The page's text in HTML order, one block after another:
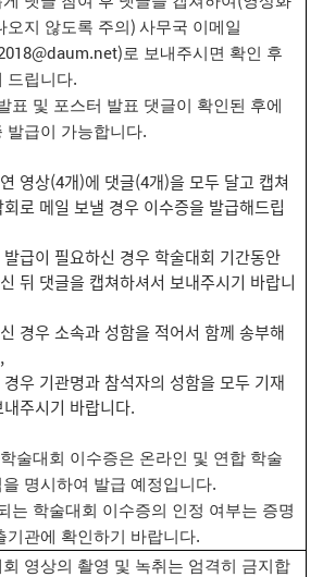
오지 않도록 주의) 사무국 이메일
로 보내주시면 확인 후
드립니다.
표 및 포스터 발표 댓글이 확인된 후에
발급이 가능합니다.
영상(4개)에 댓글(4개)을 모두 달고 캡쳐
로 메일 보낼 경우 이수증을 발급해드립
발급이 필요하신 경우 학술대회 기간동안
뒤 댓글을 캡쳐하셔서 보내주시기 바랍니
경우 소속과 성함을 적어서 함께 송부해
우 기관명과 참석자의 성함을 모두 기재
주시기 바랍니다.
술대회 이수증은 온라인 및 연합 학술
명시하여 발급 예정입니다.
는 학술대회 이수증의 인정 여부는 증명
기관에 확인하기 바랍니다.
회 영상의 촬영 및 녹취는 엄격히 금지합